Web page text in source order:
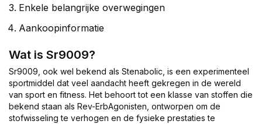
Enkele belangrijke overwegingen
Aankoopinformatie
Wat is Sr9009?
Sr9009, ook wel bekend als Stenabolic, is een experimenteel
sportmiddel dat veel aandacht heeft gekregen in de wereld
van sport en fitness. Het behoort tot een klasse van stoffen die
bekend staan als Rev-ErbAgonisten, ontworpen om de
stofwisseling te verhogen en de fysieke prestaties te